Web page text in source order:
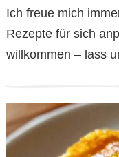
Ich freue mich
Rezepte für sich
willkommen – lass